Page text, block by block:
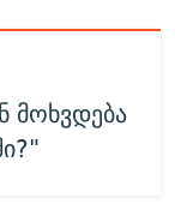
მოხვდება